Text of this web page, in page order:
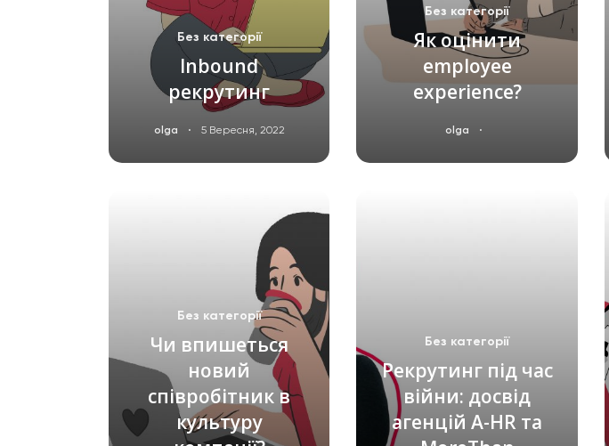
Без категорії
Inbound
рекрутинг
olga · 5 Вересня, 2022
Без категорії
Як оцінити
employee
experience?
olga ·
Без категорії
Чи впишеться
новий
співробітник в
культуру
Без категорії
Рекрутинг під час
війни: досвід
агенцій A-HR та